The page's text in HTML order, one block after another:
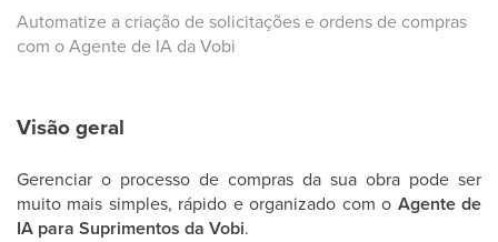
Automatize a criação de solicitações e ordens de compras
com o Agente de IA da Vobi
Visão geral
Gerenciar o processo de compras da sua obra pode ser
muito mais simples, rápido e organizado com o Agente de
IA para Suprimentos da Vobi.